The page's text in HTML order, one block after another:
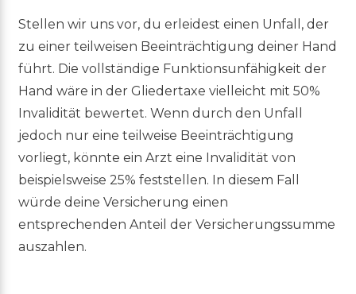
Stellen wir uns vor, du erleidest einen Unfall, der
zu einer teilweisen Beeinträchtigung deiner Hand
führt. Die vollständige Funktionsunfähigkeit der
Hand wäre in der Gliedertaxe vielleicht mit 50%
Invalidität bewertet. Wenn durch den Unfall
jedoch nur eine teilweise Beeinträchtigung
vorliegt, könnte ein Arzt eine Invalidität von
beispielsweise 25% feststellen. In diesem Fall
würde deine Versicherung einen
entsprechenden Anteil der Versicherungssumme
auszahlen.